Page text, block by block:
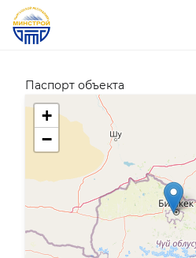
Паспорт объекта
+
−